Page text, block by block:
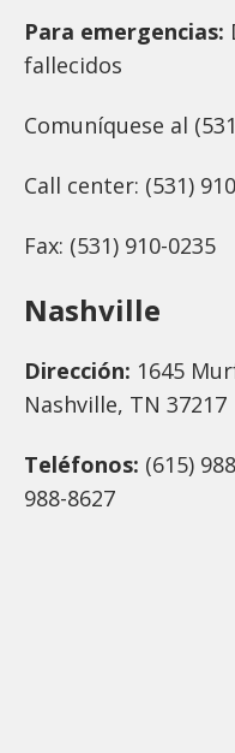
Para emergencias:
fallecidos
Comuníquese al
Call center: (531)
Fax: (531) 910-0235
Nashville
Dirección: 1645
Nashville, TN 37217
Teléfonos: (615)
988-8627